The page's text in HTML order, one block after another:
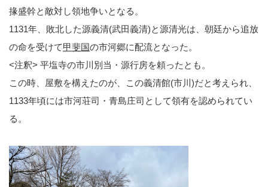
掾盛幹と敵対し領地争いとなる。
1131年、敗北した源義清(武田義清)と源清光は、朝廷から追放
の命を受けて甲斐国の市河郷に配流となった。
<注釈> 平塩寺の市川別当・源行房を頼ったとも。
この時、屋敷を構えたのが、この義清館(市川)だと考えられ、
1133年頃には市河荘司・青島庄司として領有を認められてい
る。